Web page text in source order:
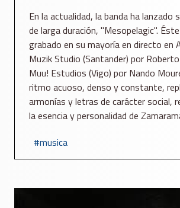
En la actualidad, la banda ha lanzado
de larga duración, "Mesopelagic".
grabado en su mayoría en directo en
Muzik Studio (Santander) por
Muu! Estudios (Vigo) por Nando
ritmo acuoso, denso y constante,
armonías y letras de carácter social,
la esencia y personalidad de
musica